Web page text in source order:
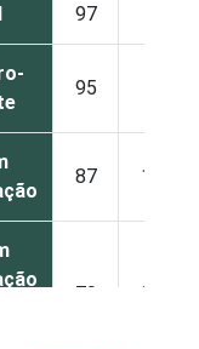
97
95
87 13
70 30